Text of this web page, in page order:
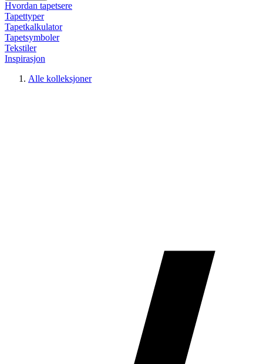
Hvordan tapetsere
Tapettyper
Tapetkalkulator
Tapetsymboler
Tekstiler
Inspirasjon
Alle kolleksjoner